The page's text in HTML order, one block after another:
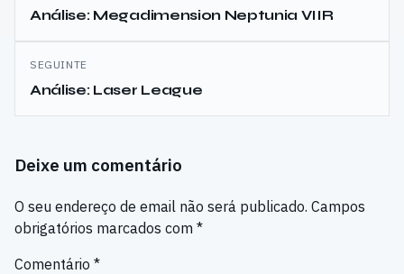
de
artigos
Análise: Megadimension Neptunia VIIR
SEGUINTE
Análise: Laser League
Deixe um comentário
O seu endereço de email não será publicado. Campos
obrigatórios marcados com *
Comentário *